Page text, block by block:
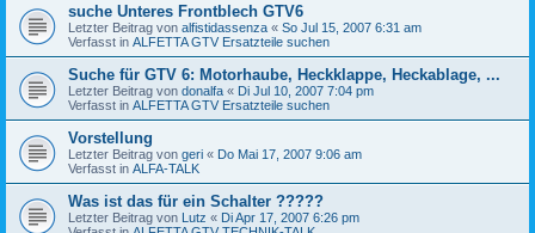
suche Unteres Frontblech GTV6
Letzter Beitrag von alfistidassenza « So Jul 15, 2007 6:31 am
Verfasst in ALFETTA GTV Ersatzteile suchen
Suche für GTV 6: Motorhaube, Heckklappe, Heckablage, ...
Letzter Beitrag von donalfa « Di Jul 10, 2007 7:04 pm
Verfasst in ALFETTA GTV Ersatzteile suchen
Vorstellung
Letzter Beitrag von geri « Do Mai 17, 2007 9:06 am
Verfasst in ALFA-TALK
Was ist das für ein Schalter ?????
Letzter Beitrag von Lutz « Di Apr 17, 2007 6:26 pm